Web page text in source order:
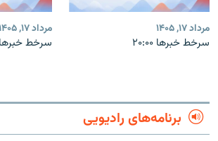
مرداد ۱۷, ۱۴۰۵
سرخط خبرها ۲۰:۰۰
مرداد ۱۷, ۱۴۰۵
سرخط خبرها ۱۸:۰۰
برنامه‌های رادیویی